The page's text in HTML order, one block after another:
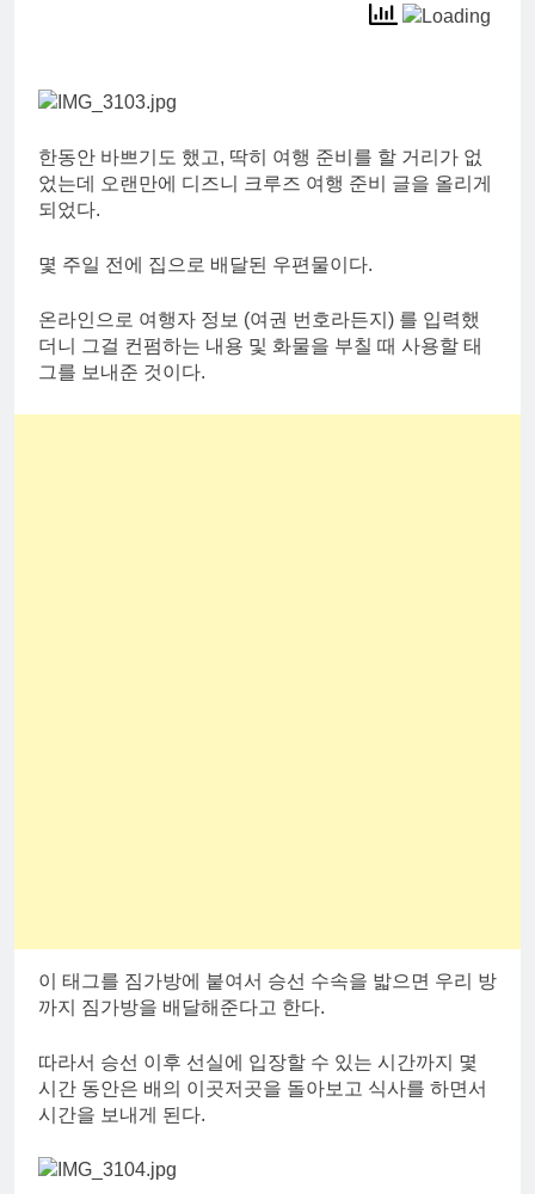
2 Months Ago
한동안 바쁘기도 했고, 딱히 여행 준비를 할 거리가 없
었는데 오랜만에 디즈니 크루즈 여행 준비 글을 올리게
되었다.
몇 주일 전에 집으로 배달된 우편물이다.
온라인으로 여행자 정보 (여권 번호라든지) 를 입력했
더니 그걸 컨펌하는 내용 및 화물을 부칠 때 사용할 태
그를 보내준 것이다.
이 태그를 짐가방에 붙여서 승선 수속을 밟으면 우리 방
까지 짐가방을 배달해준다고 한다.
따라서 승선 이후 선실에 입장할 수 있는 시간까지 몇
시간 동안은 배의 이곳저곳을 돌아보고 식사를 하면서
시간을 보내게 된다.